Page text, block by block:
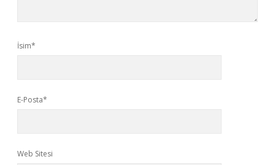
İsim*
E-Posta*
Web Sitesi